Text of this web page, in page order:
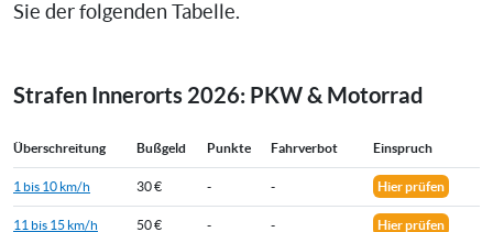
Sie der folgenden Tabelle.
Strafen Innerorts 2026: PKW & Motorrad
Überschreitung Bußgeld Punkte Fahrverbot Einspruch
1 bis 10 km/h 30 € - - Hier prüfen
11 bis 15 km/h 50 € - - Hier prüfen